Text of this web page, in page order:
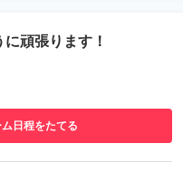
頑張ります！
日程をたてる